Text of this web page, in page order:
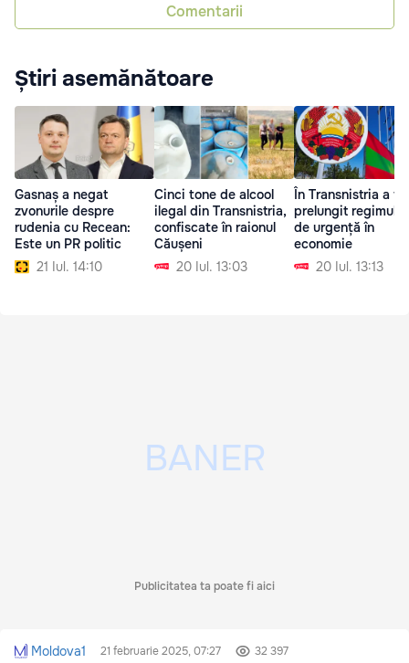
Comentarii
Știri asemănătoare
Gasnaș a negat
zvonurile despre
rudenia cu Recean:
Este un PR politic
21 Iul. 14:10
Cinci tone de alcool
ilegal din Transnistria,
confiscate în raionul
Căușeni
20 Iul. 13:03
În Transnistria a
prelungit regimul
de urgență în
economie
20 Iul. 13:13
Publicitatea ta poate fi aici
Moldova1 21 februarie 2025, 07:27 32 397